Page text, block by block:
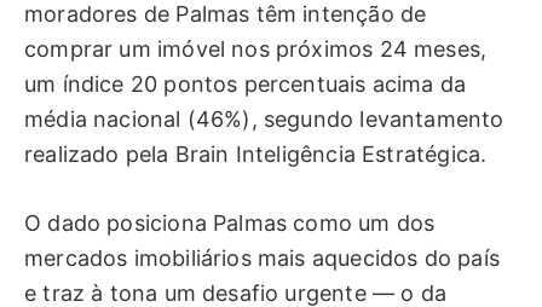
moradores de Palmas têm intenção de
comprar um imóvel nos próximos 24 meses,
um índice 20 pontos percentuais acima da
média nacional (46%), segundo levantamento
realizado pela Brain Inteligência Estratégica.
O dado posiciona Palmas como um dos
mercados imobiliários mais aquecidos do país
e traz à tona um desafio urgente — o da